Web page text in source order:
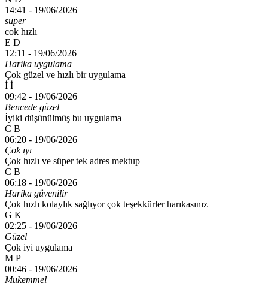
14:41 - 19/06/2026
super
cok hızlı
E D
12:11 - 19/06/2026
Harika uygulama
Çok güzel ve hızlı bir uygulama
İ İ
09:42 - 19/06/2026
Bencede güzel
İyiki düşünülmüş bu uygulama
C B
06:20 - 19/06/2026
Çok ıyı
Çok hızlı ve süper tek adres mektup
C B
06:18 - 19/06/2026
Harika güvenilir
Çok hızlı kolaylık sağlıyor çok teşekkürler harıkasınız
G K
02:25 - 19/06/2026
Güzel
Çok iyi uygulama
M P
00:46 - 19/06/2026
Mukemmel